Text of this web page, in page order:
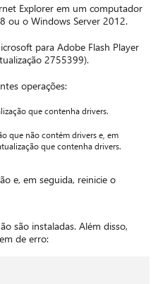
Explorer em um computador
ou o Windows Server 2012.
para Adobe Flash Player
2755399).
operações:
que contenha drivers.
que não contém drivers e, em
que contenha drivers.
e, em seguida, reinicie o
são instaladas. Além disso,
de erro: